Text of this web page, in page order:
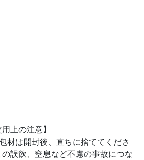
上の注意】
材は開封後、直ちに捨ててくださ
誤飲、窒息など不慮の事故につな